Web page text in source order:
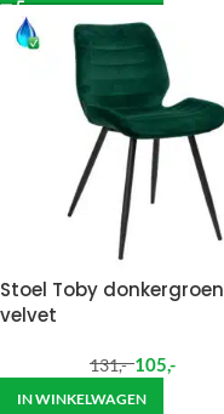
Stoel Toby donkergroen
velvet
131,- 105,-
IN WINKELWAGEN